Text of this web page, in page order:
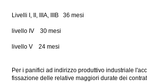
Livelli I, II, IIIA, IIIB 36 mesi
livello IV 30 mesi
livello V 24 mesi
Per i panifici ad indirizzo produttivo industriale
fissazione delle relative maggiori durate dei